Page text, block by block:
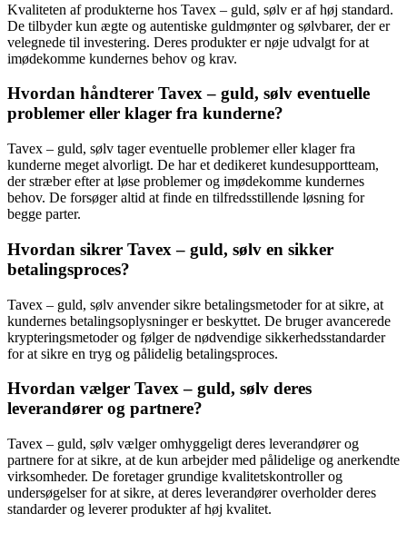
Kvaliteten af ​​produkterne hos Tavex – guld, sølv er af høj standard.
De tilbyder kun ægte og autentiske guldmønter og sølvbarer, der er
velegnede til investering. Deres produkter er nøje udvalgt for at
imødekomme kundernes behov og krav.
Hvordan håndterer Tavex – guld, sølv eventuelle
problemer eller klager fra kunderne?
Tavex – guld, sølv tager eventuelle problemer eller klager fra
kunderne meget alvorligt. De har et dedikeret kundesupportteam,
der stræber efter at løse problemer og imødekomme kundernes
behov. De forsøger altid at finde en tilfredsstillende løsning for
begge parter.
Hvordan sikrer Tavex – guld, sølv en sikker
betalingsproces?
Tavex – guld, sølv anvender sikre betalingsmetoder for at sikre, at
kundernes betalingsoplysninger er beskyttet. De bruger avancerede
krypteringsmetoder og følger de nødvendige sikkerhedsstandarder
for at sikre en tryg og pålidelig betalingsproces.
Hvordan vælger Tavex – guld, sølv deres
leverandører og partnere?
Tavex – guld, sølv vælger omhyggeligt deres leverandører og
partnere for at sikre, at de kun arbejder med pålidelige og anerkendte
virksomheder. De foretager grundige kvalitetskontroller og
undersøgelser for at sikre, at deres leverandører overholder deres
standarder og leverer produkter af høj kvalitet.